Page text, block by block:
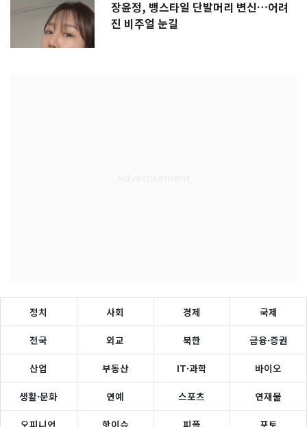
장윤정, 뱅스타일 단발머리 변신…어려
진 비주얼 눈길
정치 사회 경제 국제
전국 외교 북한 금융·증권
산업 부동산 IT·과학 바이오
생활·문화 연예 스포츠 연재물